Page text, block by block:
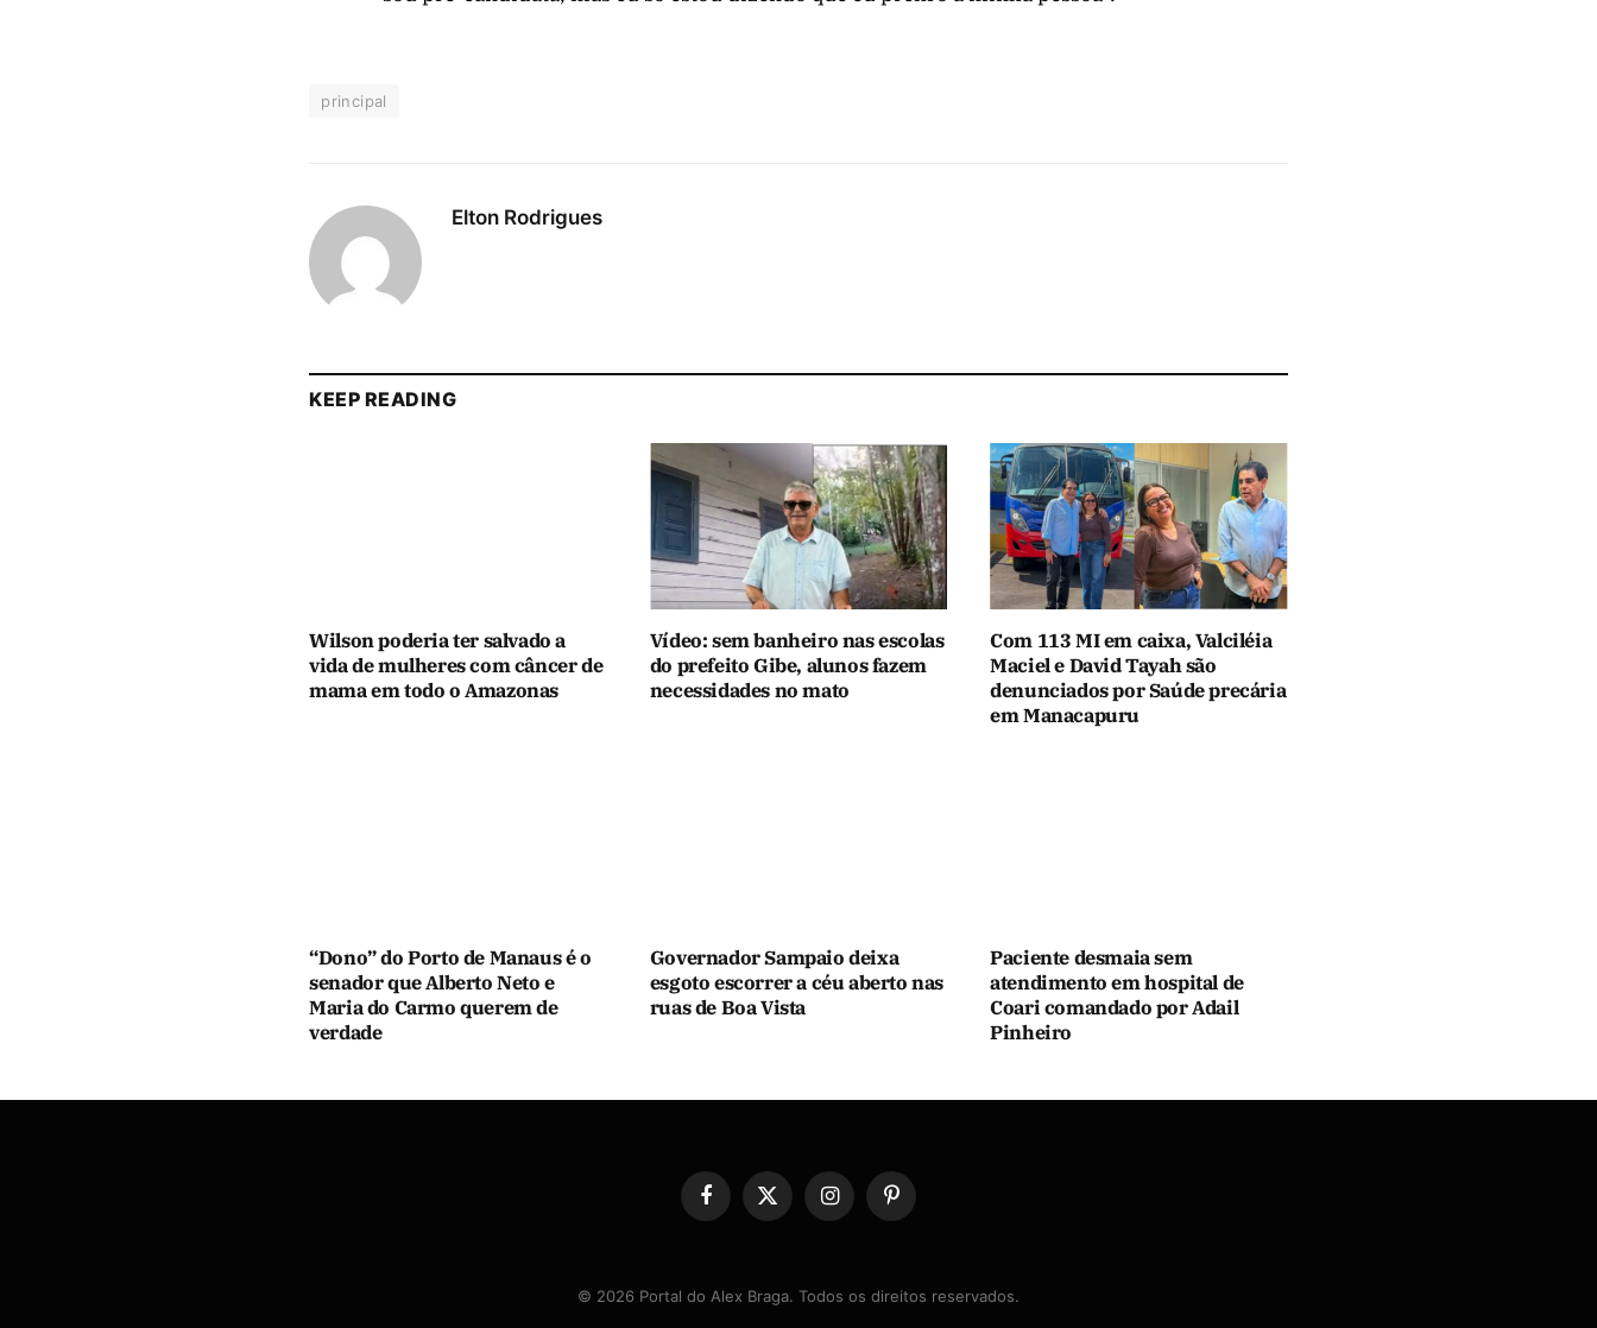
principal
Elton Rodrigues
KEEP READING
Wilson poderia ter salvado a
vida de mulheres com câncer de
mama em todo o Amazonas
Vídeo: sem banheiro nas escolas
do prefeito Gibe, alunos fazem
necessidades no mato
Com 113 MI em caixa, Valciléia
Maciel e David Tayah são
denunciados por Saúde precária
em Manacapuru
“Dono” do Porto de Manaus é o
senador que Alberto Neto e
Maria do Carmo querem de
verdade
Governador Sampaio deixa
esgoto escorrer a céu aberto nas
ruas de Boa Vista
Paciente desmaia sem
atendimento em hospital de
Coari comandado por Adail
Pinheiro
Facebook
X
InstagramPinterest
© 2026 Portal do Alex Braga. Todos os direitos reservados.